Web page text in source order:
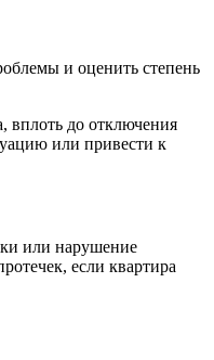
и оценить степень
вплоть до отключения
или привести к
или нарушение
если квартира